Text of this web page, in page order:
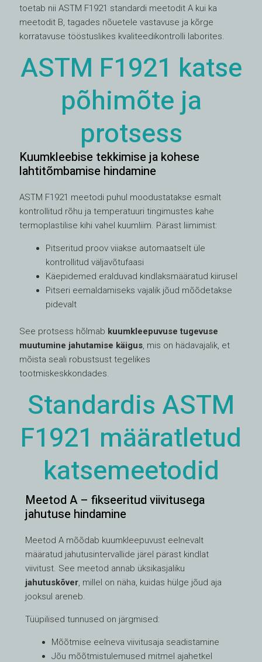
toetab nii ASTM F1921 standardi meetodit A kui ka
meetodit B, tagades nõuetele vastavuse ja kõrge
korratavuse tööstuslikes kvaliteedikontrolli laborites.
ASTM F1921 katse
põhimõte ja
protsess
Kuumkleebise tekkimise ja kohese
lahtitõmbamise hindamine
ASTM F1921 meetodi puhul moodustatakse esmalt
kontrollitud rõhu ja temperatuuri tingimustes kahe
termoplastilise kihi vahel kuumliim. Pärast liimimist:
Pitseritud proov viiakse automaatselt üle
kontrollitud väljavõtufaasi
Käepidemed eralduvad kindlaksmääratud kiirusel
Pitseri eemaldamiseks vajalik jõud mõõdetakse
pidevalt
See protsess hõlmab kuumkleepuvuse tugevuse
muutumine jahutamise käigus, mis on hädavajalik, et
mõista seali robustsust tegelikes
tootmiskeskkondades.
Standardis ASTM
F1921 määratletud
katsemeetodid
Meetod A – fikseeritud viivitusega
jahutuse hindamine
Meetod A mõõdab kuumkleepuvust eelnevalt
määratud jahutusintervallide järel pärast kindlat
viivitust. See meetod annab üksikasjaliku
jahutuskõver, millel on näha, kuidas hülge jõud aja
jooksul areneb.
Tüüpilised tunnused on järgmised:
Mõõtmise eelneva viivitusaja seadistamine
Jõu mõõtmistulemused mitmel ajahetkel